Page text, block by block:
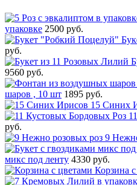
упаковке 2500 руб.
руб.
9560 руб.
шаров , 10 шт 1895 руб.
15 Синих
руб.
9
микс под ленту 4330 руб.
Корзина